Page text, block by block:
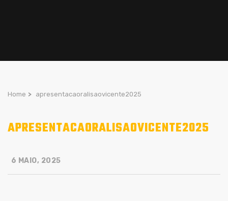
Home > apresentacaoralisaovicente2025
APRESENTACAORALISAOVICENTE2025
6 MAIO, 2025